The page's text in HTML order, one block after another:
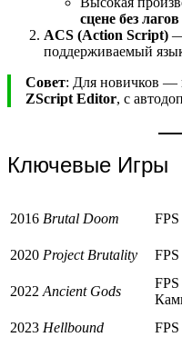
сцене без лагов
ACS (Action Script)
поддерживаемый
Совет: Для новичков —
ZScript Editor, с
Ключевые Игры
2016 Brutal Doom
2020 Project Brutality
2022 Ancient Gods
FPS
2023 Hellbound